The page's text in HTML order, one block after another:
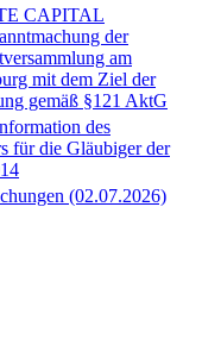
CAPITAL
der
am
mit dem Ziel der
gemäß §121 AktG
des
für die Gläubiger der
(02.07.2026)